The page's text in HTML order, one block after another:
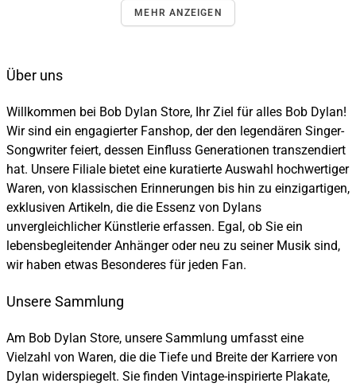
MEHR ANZEIGEN
Über uns
Willkommen bei Bob Dylan Store, Ihr Ziel für alles Bob Dylan!
Wir sind ein engagierter Fanshop, der den legendären Singer-
Songwriter feiert, dessen Einfluss Generationen transzendiert
hat. Unsere Filiale bietet eine kuratierte Auswahl hochwertiger
Waren, von klassischen Erinnerungen bis hin zu einzigartigen,
exklusiven Artikeln, die die Essenz von Dylans
unvergleichlicher Künstlerie erfassen. Egal, ob Sie ein
lebensbegleitender Anhänger oder neu zu seiner Musik sind,
wir haben etwas Besonderes für jeden Fan.
Unsere Sammlung
Am Bob Dylan Store, unsere Sammlung umfasst eine
Vielzahl von Waren, die die Tiefe und Breite der Karriere von
Dylan widerspiegelt. Sie finden Vintage-inspirierte Plakate,